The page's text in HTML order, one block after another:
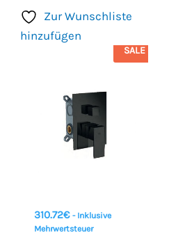
Zur Wunschliste
hinzufügen
SALE
310.72€ - Inklusive
Mehrwertsteuer